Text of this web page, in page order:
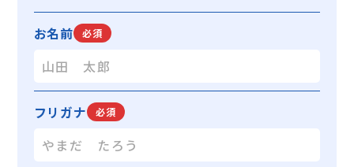
お名前 必須
フリガナ 必須